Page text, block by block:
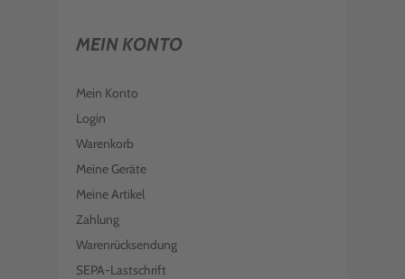
MEIN KONTO
Mein Konto
Login
Warenkorb
Meine Geräte
Meine Artikel
Zahlung
Warenrücksendung
SEPA-Lastschrift